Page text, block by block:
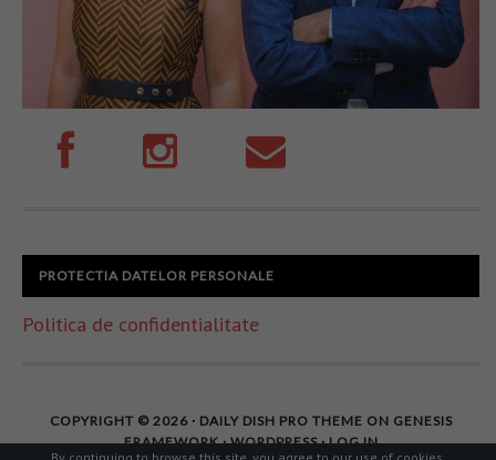
PROTECTIA DATELOR PERSONALE
Politica de confidentialitate
COPYRIGHT © 2026 · DAILY DISH PRO THEME ON GENESIS
FRAMEWORK·WORDPRESS·LOG IN